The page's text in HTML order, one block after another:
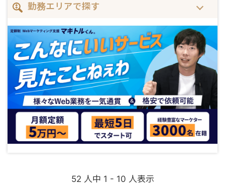
勤務エリアで探す
52 人中 1 - 10 人表示